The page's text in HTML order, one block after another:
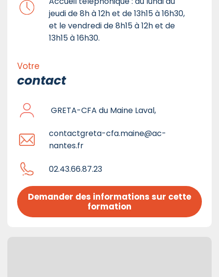
jeudi de 8h à 12h et de 13h15 à 16h30,
et le vendredi de 8h15 à 12h et de
13h15 à 16h30.
Votre
contact
GRETA-CFA du Maine Laval,
contactgreta-cfa.maine@ac-
nantes.fr
02.43.66.87.23
Demander des informations sur cette
formation